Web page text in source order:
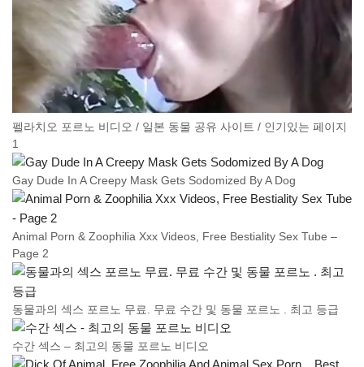
펠라치오 포르노 비디오 / 일본 동물 공유 사이트 / 인기있는 페이지
1
Gay Dude In A Creepy Mask Gets Sodomized By A Dog
Animal Porn & Zoophilia Xxx Videos, Free Bestiality Sex Tube –
Page 2
동물과의 섹스 포르노 무료. 무료 수간 및 동물 포르노 . 최고 등급
수간 섹스 – 최고의 동물 포르노 비디오